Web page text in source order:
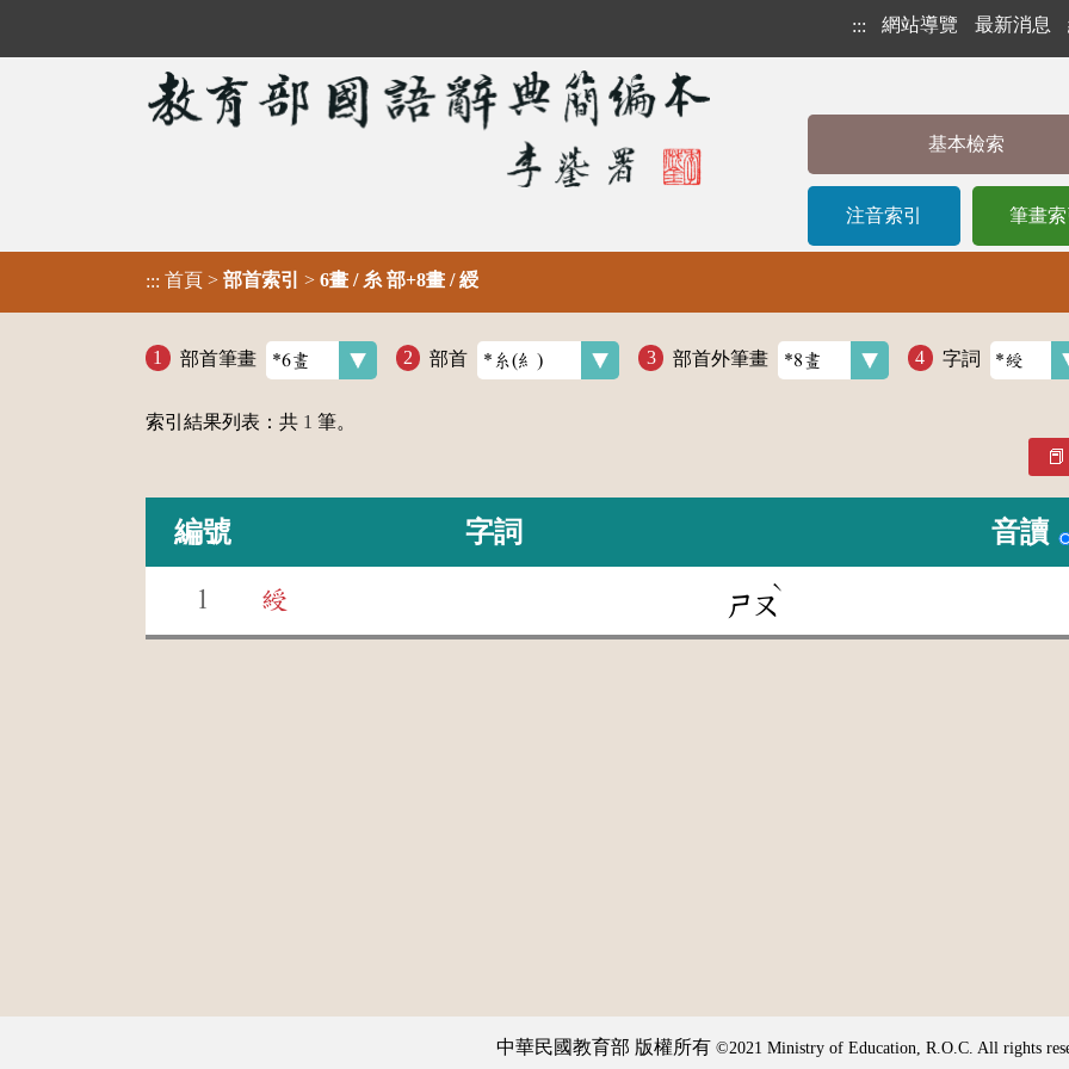
::: 網站導覽 最新消息
基本檢索
注音索引 筆畫索
::: 首頁 > 部首索引 > 6畫 / 糸 部+8畫 / 綬
部首筆畫 部首 部首外筆畫 字詞
索引結果列表：共 1 筆。
編號 字詞 音讀
1 綬 ㄕㄡ
ˋ
中華民國教育部 版權所有 ©2021 Ministry of Education, R.O.C. All rights